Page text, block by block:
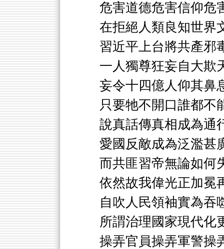
危害道德危害信仰危
在拒絕人類良知世界
習近平上台將共產邪
一人獨尊狂妄自大欺
妄令十四億人仰其鼻
只要牠不開口誰都不
說真話傳真相成為通
愛國反敵成為泛濫甚
而共匪習帝無論如何
依然故我偉光正加冕
自吹人民領袖實為吞
所謂治理國家現代化
操弄官員操弄軍警操